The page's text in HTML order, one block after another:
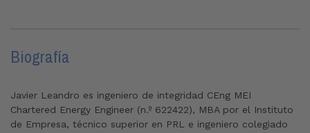
Biografía
Javier Leandro es ingeniero de integridad CEng MEI
Chartered Energy Engineer (n.º 622422), MBA por el Instituto
de Empresa, técnico superior en PRL e ingeniero colegiado